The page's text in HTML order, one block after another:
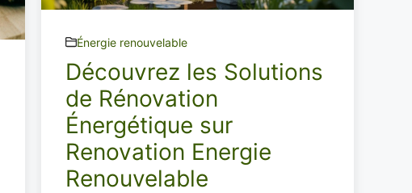
Énergie renouvelable
Découvrez les Solutions
de Rénovation
Énergétique sur
Renovation Energie
Renouvelable